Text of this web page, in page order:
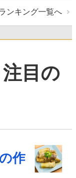
ンキング一覧へ
目の
作